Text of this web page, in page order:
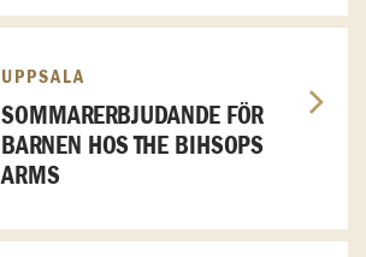
UPPSALA
SOMMARERBJUDANDE FÖR
BARNEN HOS THE BIHSOPS
ARMS